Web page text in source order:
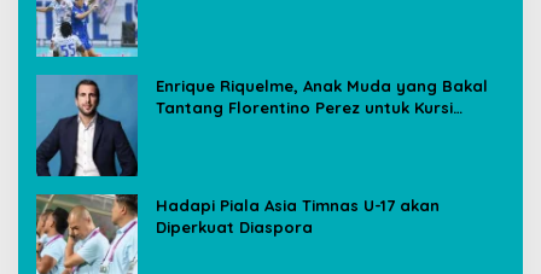
Enrique Riquelme, Anak Muda yang Bakal
Tantang Florentino Perez untuk Kursi
Hadapi Piala Asia Timnas U-17 akan
Diperkuat Diaspora